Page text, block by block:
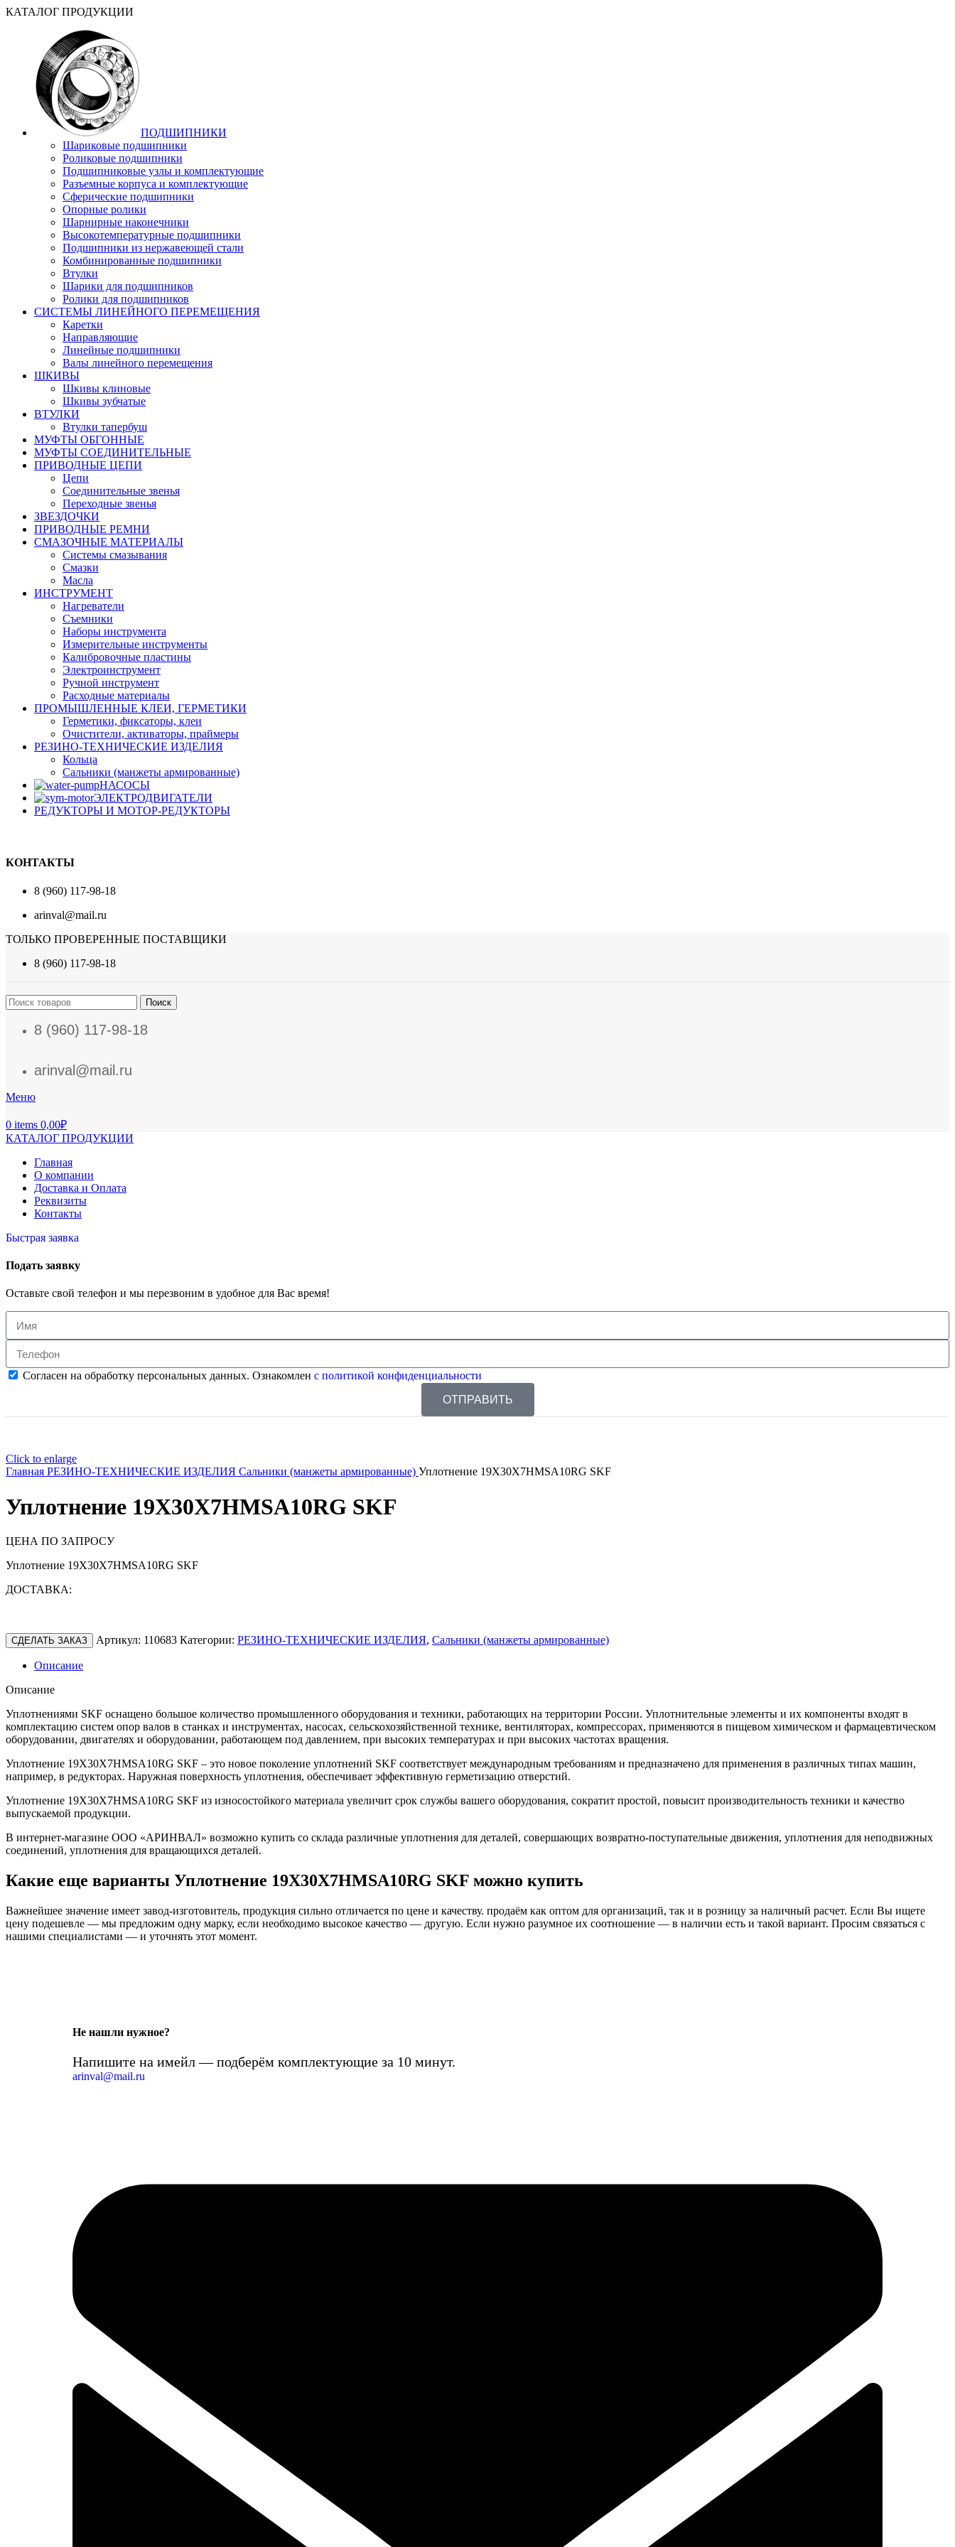
КАТАЛОГ ПРОДУКЦИИ
ПОДШИПНИКИ
Шариковые подшипники
Роликовые подшипники
Подшипниковые узлы и комплектующие
Разъемные корпуса и комплектующие
Сферические подшипники
Опорные ролики
Шарнирные наконечники
Высокотемпературные подшипники
Подшипники из нержавеющей стали
Комбинированные подшипники
Втулки
Шарики для подшипников
Ролики для подшипников
СИСТЕМЫ ЛИНЕЙНОГО ПЕРЕМЕЩЕНИЯ
Каретки
Направляющие
Линейные подшипники
Валы линейного перемещения
ШКИВЫ
Шкивы клиновые
Шкивы зубчатые
ВТУЛКИ
Втулки тапербуш
МУФТЫ ОБГОННЫЕ
МУФТЫ СОЕДИНИТЕЛЬНЫЕ
ПРИВОДНЫЕ ЦЕПИ
Цепи
Соединительные звенья
Переходные звенья
ЗВЕЗДОЧКИ
ПРИВОДНЫЕ РЕМНИ
СМАЗОЧНЫЕ МАТЕРИАЛЫ
Системы смазывания
Смазки
Масла
ИНСТРУМЕНТ
Нагреватели
Съемники
Наборы инструмента
Измерительные инструменты
Калибровочные пластины
Электроинструмент
Ручной инструмент
Расходные материалы
ПРОМЫШЛЕННЫЕ КЛЕИ, ГЕРМЕТИКИ
Герметики, фиксаторы, клеи
Очистители, активаторы, праймеры
РЕЗИНО-ТЕХНИЧЕСКИЕ ИЗДЕЛИЯ
Кольца
Сальники (манжеты армированные)
НАСОСЫ
ЭЛЕКТРОДВИГАТЕЛИ
РЕДУКТОРЫ И МОТОР-РЕДУКТОРЫ
КОНТАКТЫ
8 (960) 117-98-18
arinval@mail.ru
ТОЛЬКО ПРОВЕРЕННЫЕ ПОСТАВЩИКИ
8 (960) 117-98-18
Поиск
8 (960) 117-98-18
arinval@mail.ru
Меню
0 items 0,00₽
КАТАЛОГ ПРОДУКЦИИ
Главная
О компании
Доставка и Оплата
Реквизиты
Контакты
Быстрая заявка
Подать заявку
Оставьте свой телефон и мы перезвоним в удобное для Вас время!
Согласен на обработку персональных данных. Ознакомлен с политикой конфиденциальности
ОТПРАВИТЬ
Click to enlarge
Главная РЕЗИНО-ТЕХНИЧЕСКИЕ ИЗДЕЛИЯ Сальники (манжеты армированные) Уплотнение 19X30X7HMSA10RG SKF
Уплотнение 19X30X7HMSA10RG SKF
ЦЕНА ПО ЗАПРОСУ
Уплотнение 19X30X7HMSA10RG SKF
ДОСТАВКА:
СДЕЛАТЬ ЗАКАЗ Артикул: 110683 Категории: РЕЗИНО-ТЕХНИЧЕСКИЕ ИЗДЕЛИЯ, Сальники (манжеты армированные)
Описание
Описание
Уплотнениями SKF оснащено большое количество промышленного оборудования и техники, работающих на территории России. Уплотнительные элементы и их компоненты входят в
комплектацию систем опор валов в станках и инструментах, насосах, сельскохозяйственной технике, вентиляторах, компрессорах, применяются в пищевом химическом и фармацевтическом
оборудовании, двигателях и оборудовании, работающем под давлением, при высоких температурах и при высоких частотах вращения.
Уплотнение 19X30X7HMSA10RG SKF – это новое поколение уплотнений SKF соответствует международным требованиям и предназначено для применения в различных типах машин,
например, в редукторах. Наружная поверхность уплотнения, обеспечивает эффективную герметизацию отверстий.
Уплотнение 19X30X7HMSA10RG SKF из износостойкого материала увеличит срок службы вашего оборудования, сократит простой, повысит производительность техники и качество
выпускаемой продукции.
В интернет-магазине ООО «АРИНВАЛ» возможно купить со склада различные уплотнения для деталей, совершающих возвратно-поступательные движения, уплотнения для неподвижных
соединений, уплотнения для вращающихся деталей.
Какие еще варианты Уплотнение 19X30X7HMSA10RG SKF можно купить
Важнейшее значение имеет завод-изготовитель, продукция сильно отличается по цене и качеству. продаём как оптом для организаций, так и в розницу за наличный расчет. Если Вы ищете
цену подешевле — мы предложим одну марку, если необходимо высокое качество — другую. Если нужно разумное их соотношение — в наличии есть и такой вариант. Просим связаться с
нашими специалистами — и уточнять этот момент.
Не нашли нужное?
Напишите на имейл — подберём комплектующие за 10 минут.
arinval@mail.ru